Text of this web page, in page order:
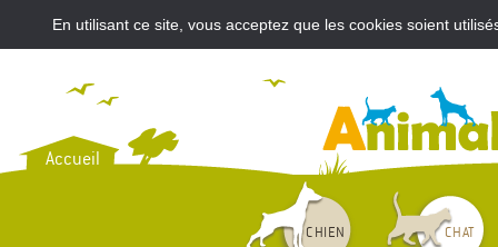
Accueil
CHIEN CHAT
VOUS AVEZ ACHETÉ UN
En utilisant ce site, vous acceptez que les cookies soient